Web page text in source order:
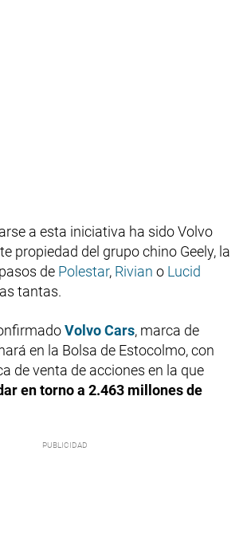
a esta iniciativa ha sido Volvo
propiedad del grupo chino Geely, la
de Polestar, Rivian o Lucid
tantas.
Volvo Cars, marca de
en la Bolsa de Estocolmo, con
de venta de acciones en la que
en torno a 2.463 millones de